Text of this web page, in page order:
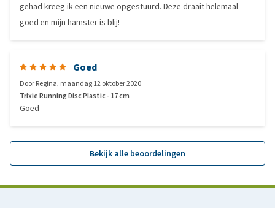
gehad kreeg ik een nieuwe opgestuurd. Deze draait helemaal
goed en mijn hamster is blij!
Goed
DoorRegina, maandag 12 oktober 2020
Trixie Running Disc Plastic - 17 cm
Goed
Bekijk alle beoordelingen